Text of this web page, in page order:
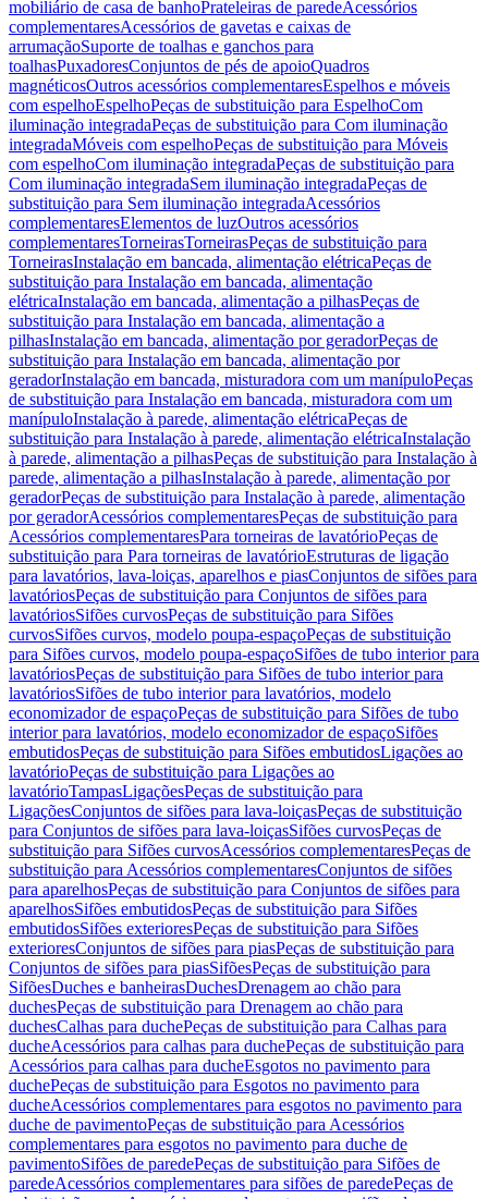
mobiliário de casa de banhoPrateleiras de paredeAcessórios
complementaresAcessórios de gavetas e caixas de
arrumaçãoSuporte de toalhas e ganchos para
toalhasPuxadoresConjuntos de pés de apoioQuadros
magnéticosOutros acessórios complementaresEspelhos e móveis
com espelhoEspelhoPeças de substituição para EspelhoCom
iluminação integradaPeças de substituição para Com iluminação
integradaMóveis com espelhoPeças de substituição para Móveis
com espelhoCom iluminação integradaPeças de substituição para
Com iluminação integradaSem iluminação integradaPeças de
substituição para Sem iluminação integradaAcessórios
complementaresElementos de luzOutros acessórios
complementaresTorneirasTorneirasPeças de substituição para
TorneirasInstalação em bancada, alimentação elétricaPeças de
substituição para Instalação em bancada, alimentação
elétricaInstalação em bancada, alimentação a pilhasPeças de
substituição para Instalação em bancada, alimentação a
pilhasInstalação em bancada, alimentação por geradorPeças de
substituição para Instalação em bancada, alimentação por
geradorInstalação em bancada, misturadora com um manípuloPeças
de substituição para Instalação em bancada, misturadora com um
manípuloInstalação à parede, alimentação elétricaPeças de
substituição para Instalação à parede, alimentação elétricaInstalação
à parede, alimentação a pilhasPeças de substituição para Instalação à
parede, alimentação a pilhasInstalação à parede, alimentação por
geradorPeças de substituição para Instalação à parede, alimentação
por geradorAcessórios complementaresPeças de substituição para
Acessórios complementaresPara torneiras de lavatórioPeças de
substituição para Para torneiras de lavatórioEstruturas de ligação
para lavatórios, lava-loiças, aparelhos e piasConjuntos de sifões para
lavatóriosPeças de substituição para Conjuntos de sifões para
lavatóriosSifões curvosPeças de substituição para Sifões
curvosSifões curvos, modelo poupa-espaçoPeças de substituição
para Sifões curvos, modelo poupa-espaçoSifões de tubo interior para
lavatóriosPeças de substituição para Sifões de tubo interior para
lavatóriosSifões de tubo interior para lavatórios, modelo
economizador de espaçoPeças de substituição para Sifões de tubo
interior para lavatórios, modelo economizador de espaçoSifões
embutidosPeças de substituição para Sifões embutidosLigações ao
lavatórioPeças de substituição para Ligações ao
lavatórioTampasLigaçõesPeças de substituição para
LigaçõesConjuntos de sifões para lava-loiçasPeças de substituição
para Conjuntos de sifões para lava-loiçasSifões curvosPeças de
substituição para Sifões curvosAcessórios complementaresPeças de
substituição para Acessórios complementaresConjuntos de sifões
para aparelhosPeças de substituição para Conjuntos de sifões para
aparelhosSifões embutidosPeças de substituição para Sifões
embutidosSifões exterioresPeças de substituição para Sifões
exterioresConjuntos de sifões para piasPeças de substituição para
Conjuntos de sifões para piasSifõesPeças de substituição para
SifõesDuches e banheirasDuchesDrenagem ao chão para
duchesPeças de substituição para Drenagem ao chão para
duchesCalhas para duchePeças de substituição para Calhas para
ducheAcessórios para calhas para duchePeças de substituição para
Acessórios para calhas para ducheEsgotos no pavimento para
duchePeças de substituição para Esgotos no pavimento para
ducheAcessórios complementares para esgotos no pavimento para
duche de pavimentoPeças de substituição para Acessórios
complementares para esgotos no pavimento para duche de
pavimentoSifões de paredePeças de substituição para Sifões de
paredeAcessórios complementares para sifões de paredePeças de